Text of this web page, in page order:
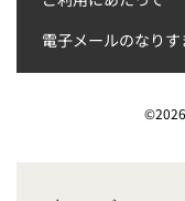
電子メールのなり
©2026